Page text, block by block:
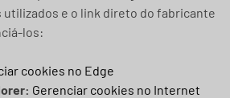
e o link direto do fabricante
los:
cookies no Edge
Gerenciar cookies no Internet